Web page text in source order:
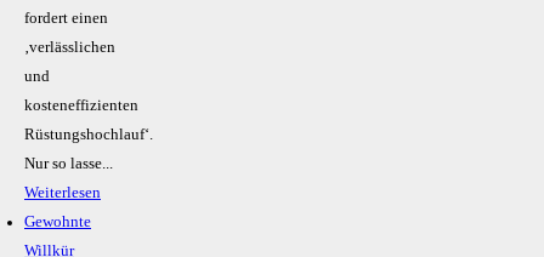
fordert einen
‚verlässlichen
und
kosteneffizienten
Rüstungshochlauf‘.
Nur so lasse...
Weiterlesen
Gewohnte
Willkür